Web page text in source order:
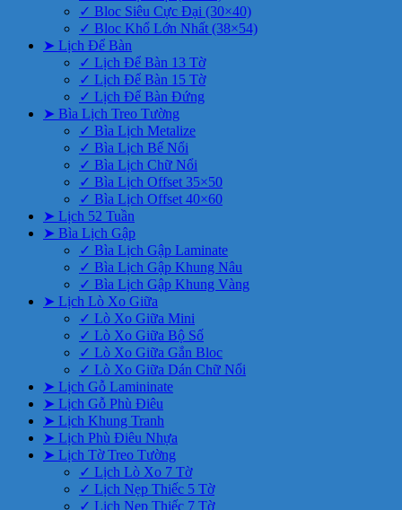
✓ Bloc Siêu Cực Đại (30×40)
✓ Bloc Khổ Lớn Nhất (38×54)
➤ Lịch Để Bàn
✓ Lịch Để Bàn 13 Tờ
✓ Lịch Để Bàn 15 Tờ
✓ Lịch Để Bàn Đứng
➤ Bìa Lịch Treo Tường
✓ Bìa Lịch Metalize
✓ Bìa Lịch Bế Nổi
✓ Bìa Lịch Chữ Nổi
✓ Bìa Lịch Offset 35×50
✓ Bìa Lịch Offset 40×60
➤ Lịch 52 Tuần
➤ Bìa Lịch Gập
✓ Bìa Lịch Gập Laminate
✓ Bìa Lịch Gập Khung Nâu
✓ Bìa Lịch Gập Khung Vàng
➤ Lịch Lò Xo Giữa
✓ Lò Xo Giữa Mini
✓ Lò Xo Giữa Bộ Số
✓ Lò Xo Giữa Gắn Bloc
✓ Lò Xo Giữa Dán Chữ Nổi
➤ Lịch Gỗ Lamininate
➤ Lịch Gỗ Phù Điêu
➤ Lịch Khung Tranh
➤ Lịch Phù Điêu Nhựa
➤ Lịch Tờ Treo Tường
✓ Lịch Lò Xo 7 Tờ
✓ Lịch Nẹp Thiếc 5 Tờ
✓ Lịch Nẹp Thiếc 7 Tờ